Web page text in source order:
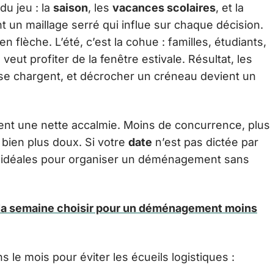
jeu : la saison, les vacances scolaires, et la
un maillage serré qui influe sur chaque décision.
flèche. L’été, c’est la cohue : familles, étudiants,
profiter de la fenêtre estivale. Résultat, les
chargent, et décrocher un créneau devient un
une nette accalmie. Moins de concurrence, plus
plus doux. Si votre date n’est pas dictée par
pour organiser un déménagement sans
semaine choisir pour un déménagement moins
le mois pour éviter les écueils logistiques :